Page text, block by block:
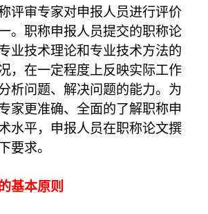
评审专家对申报人员进行评价
。职称申报人员提交的职称论
业技术理论和专业技术方法的
，在一定程度上反映实际工作
析问题、解决问题的能力。为
家更准确、全面的了解职称申
水平，申报人员在职称论文撰
要求。
基本原则